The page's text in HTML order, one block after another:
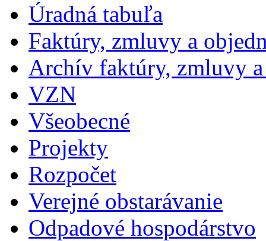
Úradná tabuľa
Faktúry, zmluvy a
Archív faktúry, zmluvy
VZN
Všeobecné
Projekty
Rozpočet
Verejné obstarávanie
Odpadové hospodárstvo